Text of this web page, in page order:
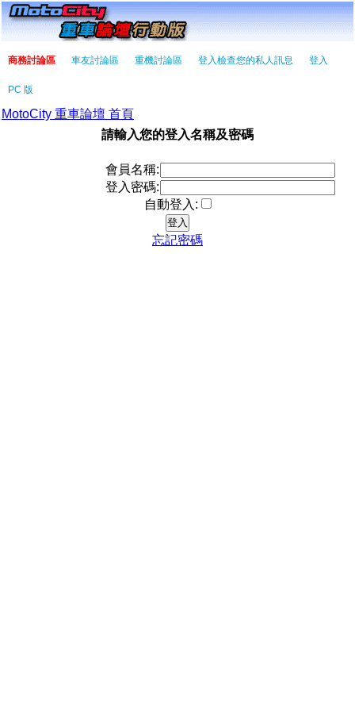
商務討論區 車友討論區 重機討論區 登入檢查您的私人訊息 登入
PC 版
MotoCity 重車論壇 首頁
請輸入您的登入名稱及密碼
會員名稱:
登入密碼:
自動登入:
忘記密碼